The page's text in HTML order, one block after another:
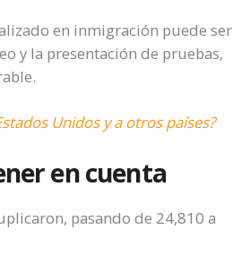
en inmigración puede ser
y la presentación de pruebas,
Unidos y a otros países?
en cuenta
pasando de 24,810 a